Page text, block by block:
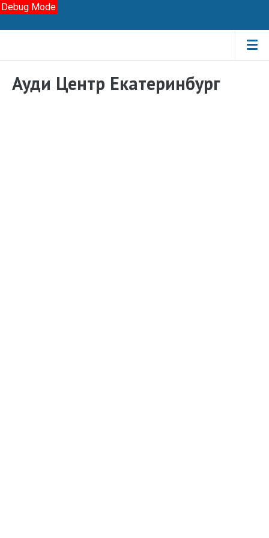
Debug Mode
Ауди Центр Екатеринбург